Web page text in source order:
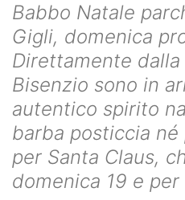
Babbo Natale
Gigli, domenica
Direttamente dalla
Bisenzio sono in
autentico spirito
barba posticcia
per Santa Claus,
domenica 19 e per